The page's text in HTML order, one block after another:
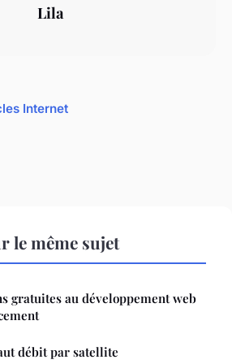
Lila
Internet
le même sujet
gratuites au développement web
débit par satellite